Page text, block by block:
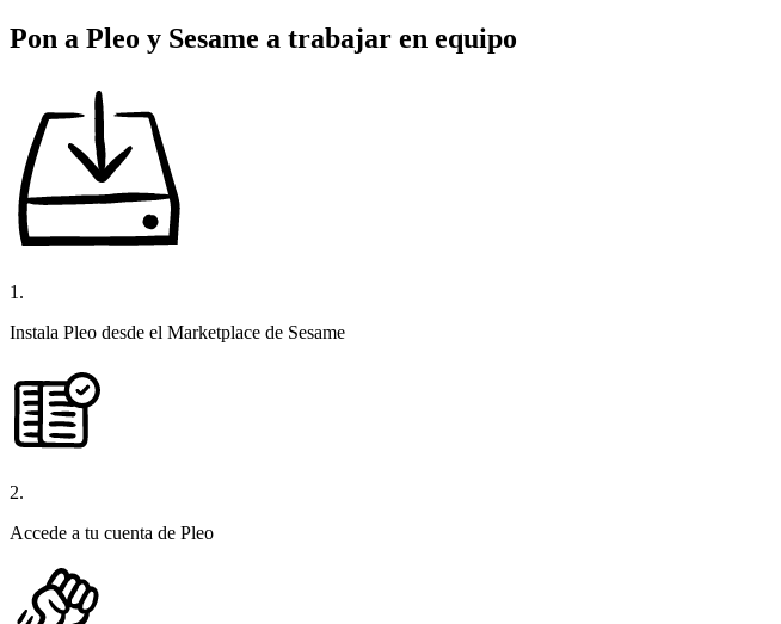
Pon a Pleo y Sesame a trabajar en equipo
1.
Instala Pleo desde el Marketplace de Sesame
2.
Accede a tu cuenta de Pleo